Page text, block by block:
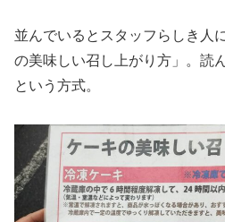
並んでいるとスタッフらしき人
の美味しい召し上がり方」。読
という方式。